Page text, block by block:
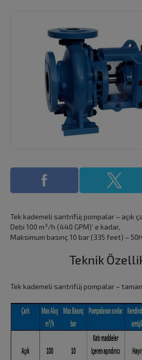
Tek kademeli santrifüj pompalar – açık
Debi 100 m³/h (440 GPM)’ e kadar,
Maksimum basınç 10 bar (335 feet) –
Teknik
Tek kademeli santrifüj pompalar –